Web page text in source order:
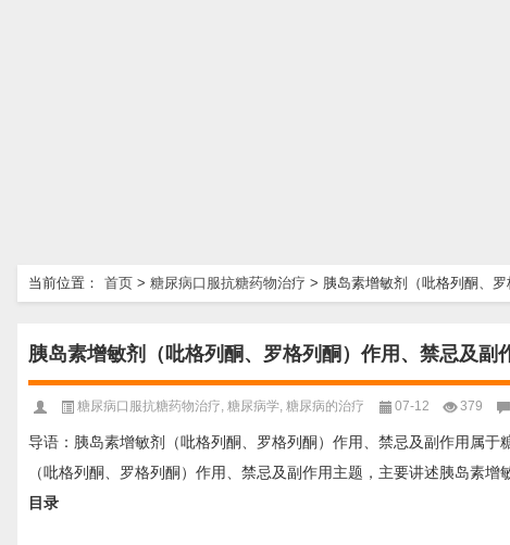
当前位置： 首页 > 糖尿病口服抗糖药物治疗 > 胰岛素增敏剂（吡格列酮、
胰岛素增敏剂（吡格列酮、罗格列酮）作用、禁忌及副
糖尿病口服抗糖药物治疗, 糖尿病学, 糖尿病的治疗 07-12 379
导语：胰岛素增敏剂（吡格列酮、罗格列酮）作用、禁忌及副作用属
（吡格列酮、罗格列酮）作用、禁忌及副作用主题，主要讲述胰岛素
目录